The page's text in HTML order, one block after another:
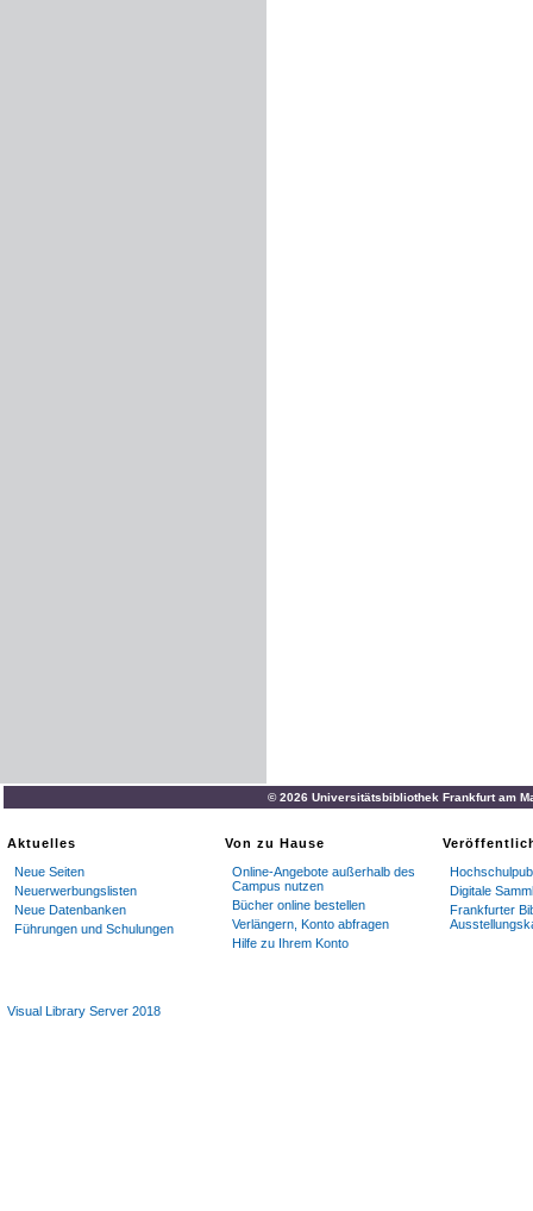
© 2026 Universitätsbibliothek Frankfurt am
Aktuelles
Neue Seiten
Neuerwerbungslisten
Neue Datenbanken
Führungen und Schulungen
Von zu Hause
Online-Angebote außerhalb des
Campus nutzen
Bücher online bestellen
Verlängern, Konto abfragen
Hilfe zu Ihrem Konto
Digitale
Frankfurter
Visual Library Server 2018